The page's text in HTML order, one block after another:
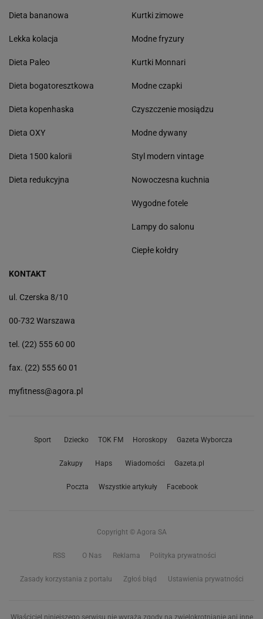
Dieta bananowa
Lekka kolacja
Dieta Paleo
Dieta bogatoresztkowa
Dieta kopenhaska
Dieta OXY
Dieta 1500 kalorii
Dieta redukcyjna
Kurtki zimowe
Modne fryzury
Kurtki Monnari
Modne czapki
Czyszczenie mosiądzu
Modne dywany
Styl modern vintage
Nowoczesna kuchnia
Wygodne fotele
Lampy do salonu
Ciepłe kołdry
KONTAKT
ul. Czerska 8/10
00-732 Warszawa
tel. (22) 555 60 00
fax. (22) 555 60 01
myfitness@agora.pl
Sport Dziecko TOK FM Horoskopy Gazeta Wyborcza
Zakupy Haps Wiadomości Gazeta.pl
Poczta Wszystkie artykuły Facebook
Copyright © Agora SA
RSS O Nas Reklama Polityka prywatności
Zasady korzystania z portalu Zgłoś błąd Ustawienia prywatności
Właściciel niniejszego serwisu nie wyraża zgody na zwielokrotnianie ani inne